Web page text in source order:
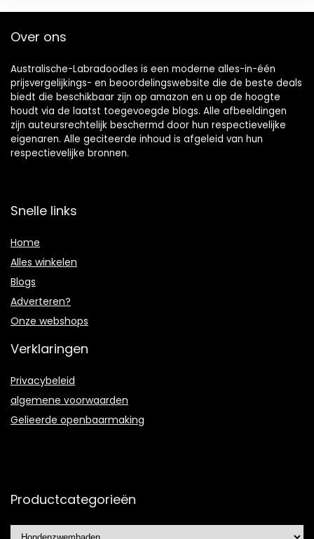
Over ons
Australische-Labradoodles is een moderne alles-in-één
prijsvergelijkings- en beoordelingswebsite die de beste deals
biedt die beschikbaar zijn op amazon en u op de hoogte
houdt via de laatst toegevoegde blogs. Alle afbeeldingen
zijn auteursrechtelijk beschermd door hun respectievelijke
eigenaren. Alle geciteerde inhoud is afgeleid van hun
respectievelijke bronnen.
Snelle links
Home
Alles winkelen
Blogs
Adverteren?
Onze webshops
Verklaringen
Privacybeleid
algemene voorwaarden
Gelieerde openbaarmaking
Productcategorieën